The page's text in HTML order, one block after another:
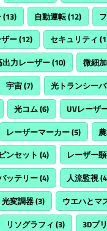
(13) 自動運転(12)
ー(12) セキュリティ
出力レーザー(10) 微細
宇宙(7) 光トランシーバ
光コム(6) UVレーザ
レーザーマーカー(5)
ンセット (4) レーザー
ッテリー(4) 人流監視
光変調器(3) ウエハとマ
リソグラフィ (3) 3Dプ